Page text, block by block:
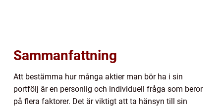
Sammanfattning
Att bestämma hur många aktier man bör ha i sin
portfölj är en personlig och individuell fråga som beror
på flera faktorer. Det är viktigt att ta hänsyn till sin